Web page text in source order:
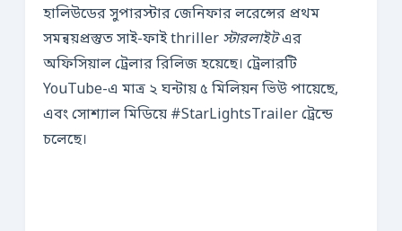
হালিউডের সুপারস্টার জেনিফার লরেন্সের প্রথম
সমন্বয়প্রস্তুত সাই-ফাই thriller স্টারলাইটএর
অফিসিয়াল ট্রেলার রিলিজ হয়েছে। ট্রেলারটি
YouTube-এ মাত্র ২ ঘন্টায় ৫ মিলিয়ন ভিউ পায়েছে,
এবং সোশ্যাল মিডিয়ে #StarLightsTrailer ট্রেন্ডে
চলেছে।